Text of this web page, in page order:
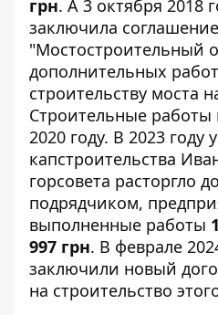
грн. А 3 октября 2018
заключила
"Мостостроительный
дополнительных
строительству моста
Строительные работы
2020 году. В 2023 году
капстроительства
горсовета расторгло
подрядчиком,
выполненные работы
997 грн. В феврале
заключили новый
на строительство